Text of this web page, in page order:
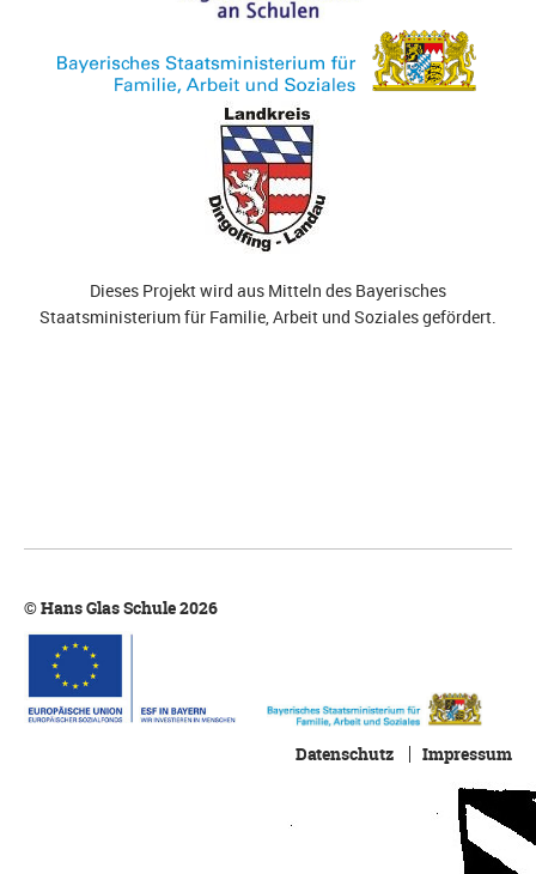
Dieses Projekt wird aus Mitteln des Bayerisches
Staatsministerium für Familie, Arbeit und Sozialesgefördert.
© Hans Glas Schule 2026
Datenschutz Impressum